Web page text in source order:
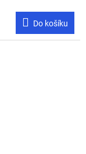
Do košíku